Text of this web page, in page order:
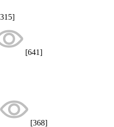
[641]
[368]